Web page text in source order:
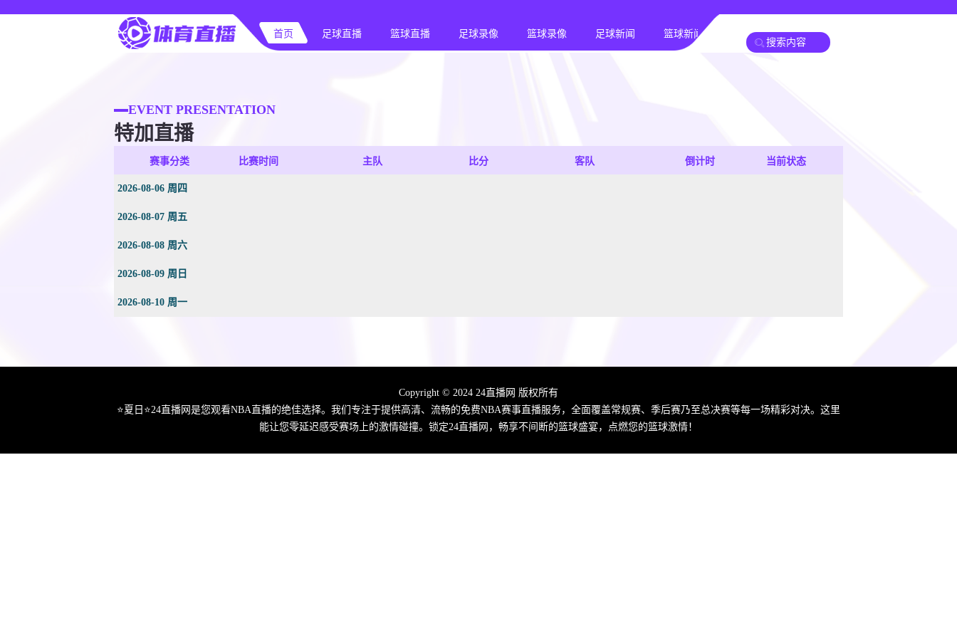
首页 足球直播 篮球直播 足球录像 篮球录像 足球新闻 篮球新闻
EVENT PRESENTATION
特加直播
赛事分类 比赛时间 主队 比分 客队 倒计时 当前状态
2026-08-06 周四
2026-08-07 周五
2026-08-08 周六
2026-08-09 周日
2026-08-10 周一
Copyright © 2024 24直播网 版权所有
⭐️夏日⭐24直播网是您观看NBA直播的绝佳选择。我们专注于提供高清、流畅的免费NBA赛事直播服务，全面覆盖常规赛、季后赛乃至总决赛等每一场精彩对决。这里
能让您零延迟感受赛场上的激情碰撞。锁定24直播网，畅享不间断的篮球盛宴，点燃您的篮球激情！